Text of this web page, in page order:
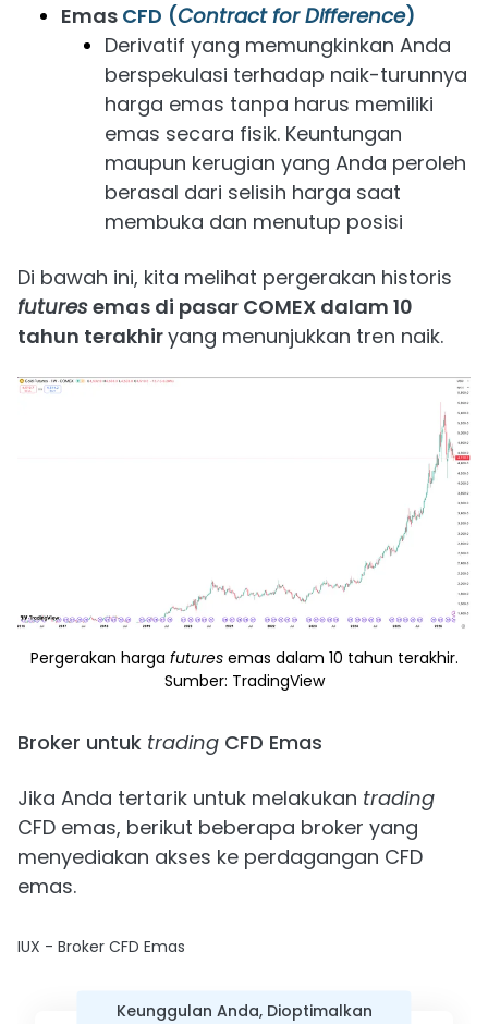
Emas CFD (Contract for Difference)
Derivatif yang memungkinkan Anda
berspekulasi terhadap naik-turunnya
harga emas tanpa harus memiliki
emas secara fisik. Keuntungan
maupun kerugian yang Anda peroleh
berasal dari selisih harga saat
membuka dan menutup posisi
Di bawah ini, kita melihat pergerakan historis
futuresemas di pasar COMEX dalam 10
tahun terakhiryang menunjukkan tren naik.
Pergerakan harga futures emas dalam 10 tahun terakhir.
Sumber: TradingView
Broker untuk trading CFD Emas
Jika Anda tertarik untuk melakukan trading
CFD emas, berikut beberapa broker yang
menyediakan akses ke perdagangan CFD
emas.
IUX - Broker CFD Emas
Keunggulan Anda, Dioptimalkan